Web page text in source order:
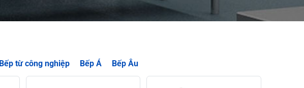
Bếp từ công nghiệp Bếp Á Bếp Âu